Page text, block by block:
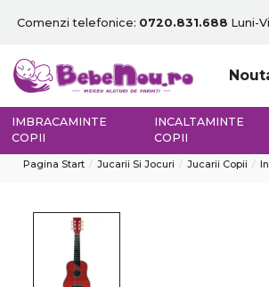
Comenzi telefonice: 0720.831.688 Luni-
IMBRACAMINTE
COPII
INCALTAMINTE
COPII
Pagina Start Jucarii Si Jocuri Jucarii Copii